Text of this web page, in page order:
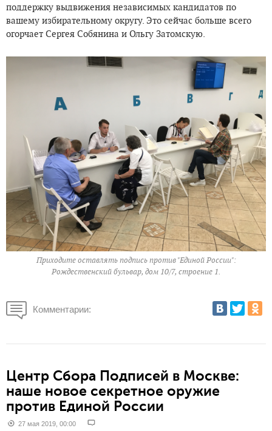
поддержку выдвижения независимых кандидатов по
вашему избирательному округу. Это сейчас больше всего
огорчает Сергея Собянина и Ольгу Затомскую.
Приходите оставлять подпись против "Единой России":
Рождественский бульвар, дом 10/7, строение 1.
Комментарии:
Центр Сбора Подписей в Москве:
наше новое секретное оружие
против Единой России
27 мая 2019, 00:00